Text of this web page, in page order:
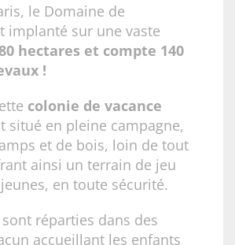
le Domaine de
implanté sur une vaste
hectares et compte 140
!
colonie de vacance
situé en pleine campagne,
et de bois, loin de tout
ainsi un terrain de jeu
en toute sécurité.
réparties dans des
accueillant les enfants